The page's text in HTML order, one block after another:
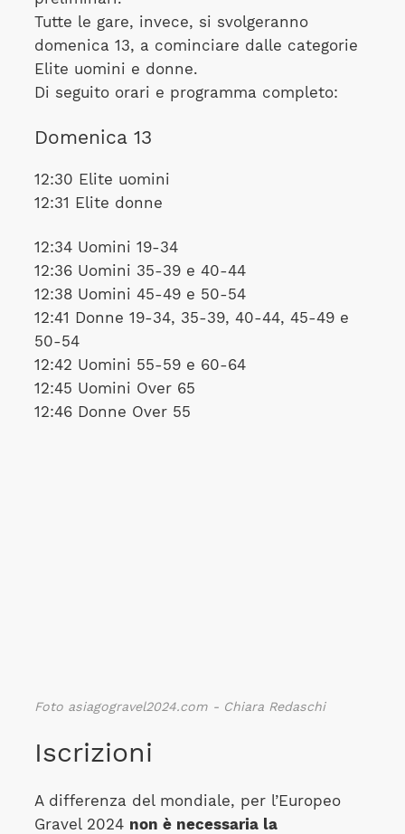
Tutte le gare, invece, si svolgeranno
domenica 13, a cominciare dalle categorie
Elite uomini e donne.
Di seguito orari e programma completo:
Domenica 13
12:30 Elite uomini
12:31 Elite donne
12:34 Uomini 19-34
12:36 Uomini 35-39 e 40-44
12:38 Uomini 45-49 e 50-54
12:41 Donne 19-34, 35-39, 40-44, 45-49 e
50-54
12:42 Uomini 55-59 e 60-64
12:45 Uomini Over 65
12:46 Donne Over 55
Foto asiagogravel2024.com - Chiara Redaschi
Iscrizioni
A differenza del mondiale, per l’Europeo
Gravel 2024 non è necessaria la